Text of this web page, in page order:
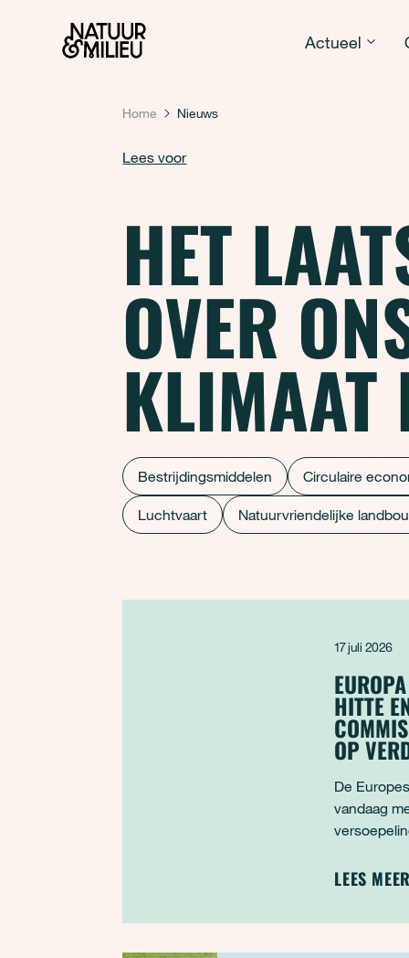
Natuur & Milieu homepage
Actueel
Home Nieuws
Lees voor
HET
OVER
KLIMAAT
Bestrijdingsmiddelen Circulaire
Luchtvaart Natuurvriendelijke
17 juli 2026
HITTE
OP
De
vandaag
de
LEES MEER